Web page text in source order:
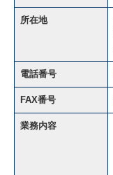
所在地
電話番号
FAX番号
業務内容